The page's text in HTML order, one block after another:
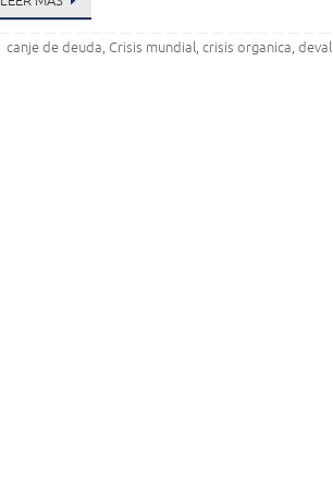
canje de deuda,Crisis mundial,crisis organica,